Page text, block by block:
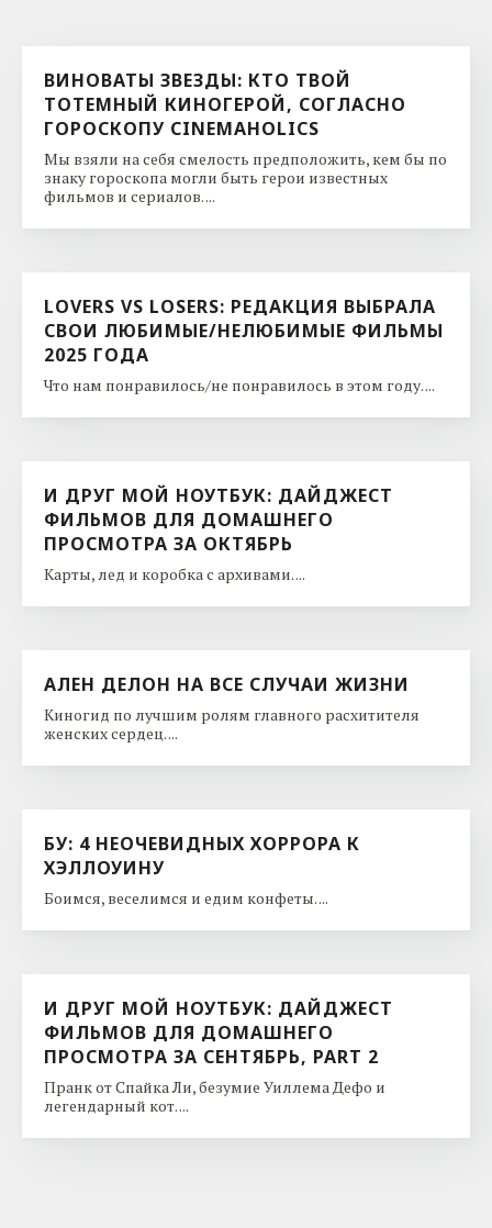
ВИНОВАТЫ ЗВЕЗДЫ: КТО ТВОЙ
ТОТЕМНЫЙ КИНОГЕРОЙ, СОГЛАСНО
ГОРОСКОПУ CINEMAHOLICS
Мы взяли на себя смелость предположить, кем бы по
знаку гороскопа могли быть герои известных
фильмов и сериалов. ...
LOVERS VS LOSERS: РЕДАКЦИЯ ВЫБРАЛА
СВОИ ЛЮБИМЫЕ/НЕЛЮБИМЫЕ ФИЛЬМЫ
2025 ГОДА
Что нам понравилось/не понравилось в этом году. ...
И ДРУГ МОЙ НОУТБУК: ДАЙДЖЕСТ
ФИЛЬМОВ ДЛЯ ДОМАШНЕГО
ПРОСМОТРА ЗА ОКТЯБРЬ
Карты, лед и коробка с архивами. ...
АЛЕН ДЕЛОН НА ВСЕ СЛУЧАИ ЖИЗНИ
Киногид по лучшим ролям главного расхитителя
женских сердец. ...
БУ: 4 НЕОЧЕВИДНЫХ ХОРРОРА К
ХЭЛЛОУИНУ
Боимся, веселимся и едим конфеты. ...
И ДРУГ МОЙ НОУТБУК: ДАЙДЖЕСТ
ФИЛЬМОВ ДЛЯ ДОМАШНЕГО
ПРОСМОТРА ЗА СЕНТЯБРЬ, PART 2
Пранк от Спайка Ли, безумие Уиллема Дефо и
легендарный кот. ...